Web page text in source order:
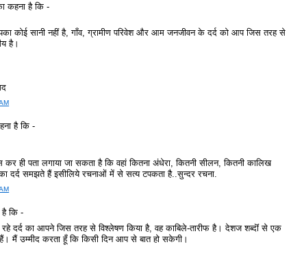
कहना है कि -
कोई सानी नहीं है, गाँव, ग्रामीण परिवेश और आम जनजीवन के दर्द को आप जिस तरह से
है।
है कि -
ही पता लगाया जा सकता है कि वहां कितना अंधेरा, कितनी सीलन, कितनी कालिख
समझते हैं इसीलिये रचनाओं में से सत्य टपकता है..सुन्दर रचना.
कि -
रहे दर्द का आपने जिस तरह से विश्लेषण किया है, वह काबिले-तारीफ है। देशज शब्दॊं से एक
मैं उम्मीद करता हूँ कि किसी दिन आप से बात हो सकेगी।